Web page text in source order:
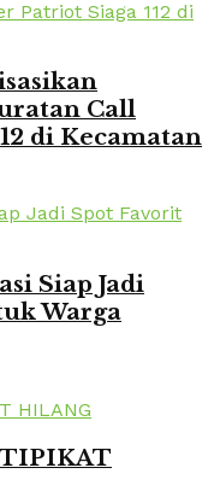
Call
di Kecamatan
Siap Jadi
Warga